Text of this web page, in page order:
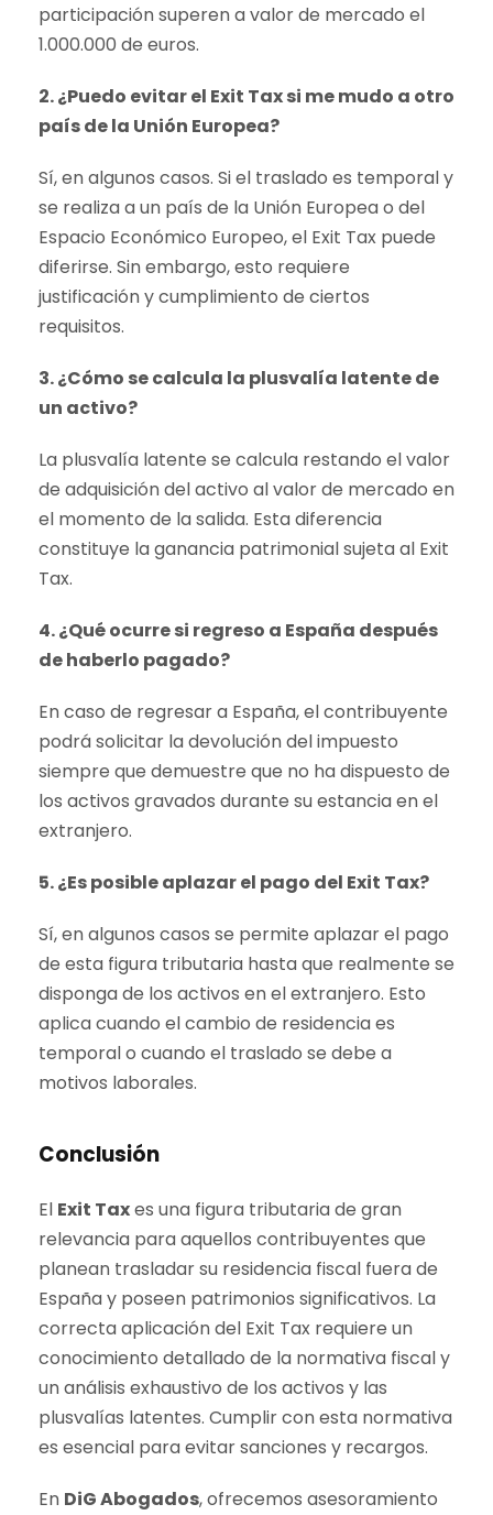
participación superen a valor de mercado el
1.000.000 de euros.
2. ¿Puedo evitar el Exit Tax si me mudo a otro
país de la Unión Europea?
Sí, en algunos casos. Si el traslado es temporal y
se realiza a un país de la Unión Europea o del
Espacio Económico Europeo, el Exit Tax puede
diferirse. Sin embargo, esto requiere
justificación y cumplimiento de ciertos
requisitos.
3. ¿Cómo se calcula la plusvalía latente de
un activo?
La plusvalía latente se calcula restando el valor
de adquisición del activo al valor de mercado en
el momento de la salida. Esta diferencia
constituye la ganancia patrimonial sujeta al Exit
Tax.
4. ¿Qué ocurre si regreso a España después
de haberlo pagado?
En caso de regresar a España, el contribuyente
podrá solicitar la devolución del impuesto
siempre que demuestre que no ha dispuesto de
los activos gravados durante su estancia en el
extranjero.
5. ¿Es posible aplazar el pago del Exit Tax?
Sí, en algunos casos se permite aplazar el pago
de esta figura tributaria hasta que realmente se
disponga de los activos en el extranjero. Esto
aplica cuando el cambio de residencia es
temporal o cuando el traslado se debe a
motivos laborales.
Conclusión
El Exit Taxes una figura tributaria de gran
relevancia para aquellos contribuyentes que
planean trasladar su residencia fiscal fuera de
España y poseen patrimonios significativos. La
correcta aplicación del Exit Tax requiere un
conocimiento detallado de la normativa fiscal y
un análisis exhaustivo de los activos y las
plusvalías latentes. Cumplir con esta normativa
es esencial para evitar sanciones y recargos.
En DiG Abogados, ofrecemos asesoramiento